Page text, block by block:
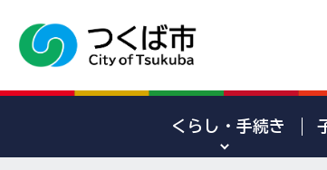
くらし・手続き